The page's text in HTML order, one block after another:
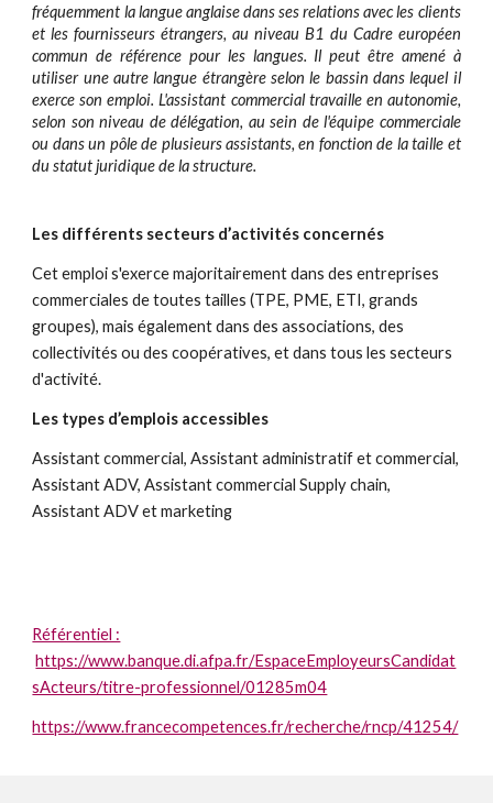
fréquemment la langue anglaise dans ses relations avec les clients
et les fournisseurs étrangers, au niveau B1 du Cadre européen
commun de référence pour les langues. Il peut être amené à
utiliser une autre langue étrangère selon le bassin dans lequel il
exerce son emploi. L'assistant commercial travaille en autonomie,
selon son niveau de délégation, au sein de l'équipe commerciale
ou dans un pôle de plusieurs assistants, en fonction de la taille et
du statut juridique de la structure.
Les différents secteurs d’activités concernés
Cet emploi s'exerce majoritairement dans des entreprises
commerciales de toutes tailles (TPE, PME, ETI, grands
groupes), mais également dans des associations, des
collectivités ou des coopératives, et dans tous les secteurs
d'activité.
Les types d’emplois accessibles
Assistant commercial, Assistant administratif et commercial,
Assistant ADV, Assistant commercial Supply chain,
Assistant ADV et marketing
Référentiel :
https://www.banque.di.afpa.fr/EspaceEmployeursCandidat
sActeurs/titre-professionnel/01285m04
https://www.francecompetences.fr/recherche/rncp/41254/